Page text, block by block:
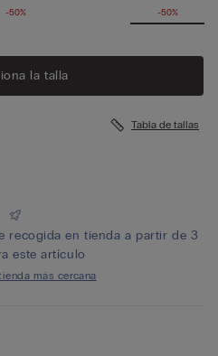
-50% -50%
la talla
Tabla de tallas
recogida en tienda a partir de 3
este artículo
más cercana